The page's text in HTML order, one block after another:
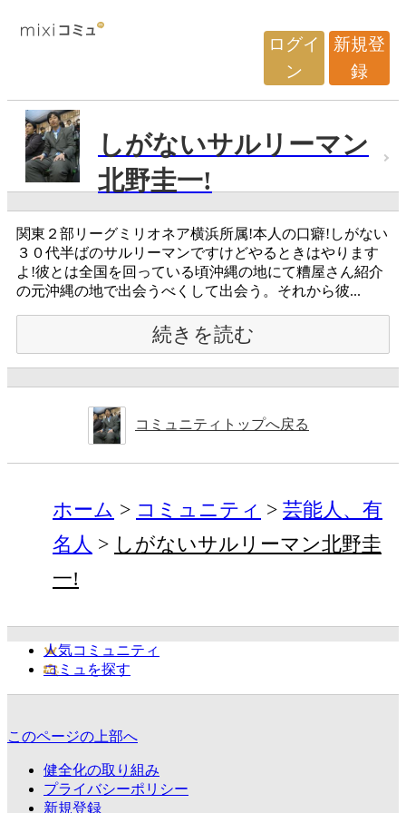
ログイ
ン
新規登
録
しがないサルリーマン
北野圭一!
関東２部リーグミリオネア横浜所属!本人の口癖!しがない
３０代半ばのサルリーマンですけどやるときはやります
よ!彼とは全国を回っている頃沖縄の地にて糟屋さん紹介
の元沖縄の地で出会うべくして出会う。それから彼...
続きを読む
コミュニティトップへ戻る
ホーム コミュニティ
芸能人、有
名人
しがないサルリーマン北野圭
一!
人気コミュニティ
コミュを探す
このページの上部へ
健全化の取り組み
プライバシーポリシー
新規登録